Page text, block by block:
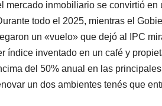
mercado inmobiliario se convirtió
todo el 2025, mientras el
un «vuelo» que dejó al IPC
índice inventado en un café y
del 50% anual en las
un dos ambientes tenés que